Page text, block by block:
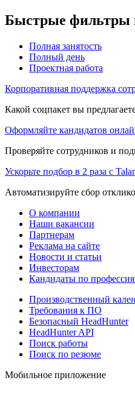
Быстрые фильтры
Полная занятость
Полный день
Проектная работа
Корпоративная поддержка
Какой соцпакет вы
Оформляйте кандидатов
Проверяйте сотрудников и
Ускорьте подбор в 2 раза с
Автоматизируйте сбор
О компании
Наши вакансии
Партнерам
Реклама на сайте
Новости и статьи
Инвесторам
Кандидаты по
Производственный
Требования к ПО
Безопасный HeadHunter
HeadHunter API
Поиск работы
Поиск по резюме
Мобильное приложение